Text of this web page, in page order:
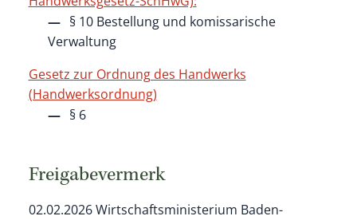
§ 10 Bestellung und komissarische
Verwaltung
Gesetz zur Ordnung des Handwerks
(Handwerksordnung)
§ 6
Freigabevermerk
02.02.2026 Wirtschaftsministerium Baden-